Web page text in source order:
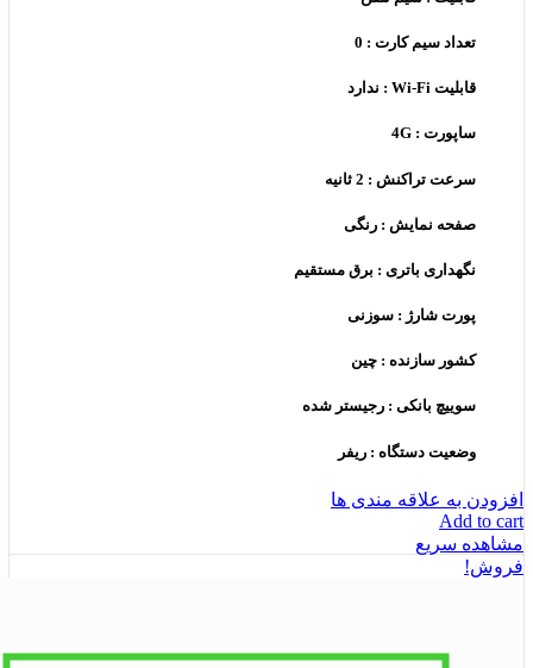
تعداد سیم کارت : 0
قابلیت Wi-Fi : ندارد
ساپورت : 4G
سرعت تراکنش : 2 ثانیه
صفحه نمایش : رنگی
نگهداری باتری : برق مستقیم
پورت شارژ : سوزنی
کشور سازنده : چین
سوییچ بانکی : رجیستر شده
وضعیت دستگاه : ریفر
افزودن به علاقه مندی ها
Add to cart
مشاهده سریع
فروش!